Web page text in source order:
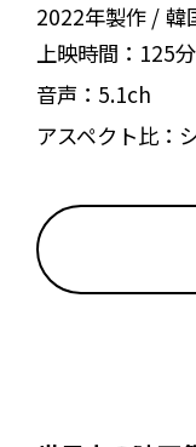
2022年製作
韓
上映時間： 125分
音声： 5.1ch
アスペクト比：